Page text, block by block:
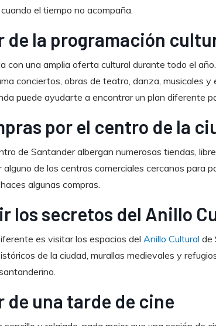
el tiempo no acompaña.
de la programación
con una amplia oferta cultural durante todo el
conciertos, obras de teatro, danza, musicales
puede ayudarte a encontrar un plan diferente
por el centro de la
de Santander albergan numerosas tiendas,
de los centros comerciales cercanos para
algunas compras.
los secretos del Anillo
es visitar los espacios del Anillo Cultural de
de la ciudad, murallas medievales y
de una tarde de cine